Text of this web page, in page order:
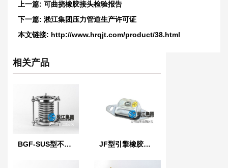
上一篇: 可曲挠橡胶接头检验报告
下一篇: 淞江集团压力管道生产许可证
本文链接: http://www.hrqjt.com/product/38.html
相关产品
BGF-SUS型不锈钢波纹膨胀节 JF型引擎橡胶减振器